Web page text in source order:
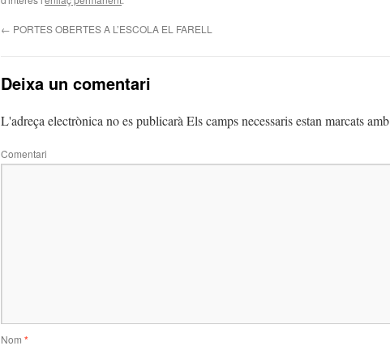
← PORTES OBERTES A L’ESCOLA EL FARELL
Deixa un comentari
L'adreça electrònica no es publicaràEls camps necessaris estan marcats amb
Comentari
Nom *